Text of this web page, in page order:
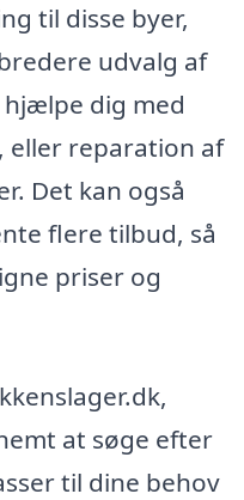
til disse byer,
udvalg af
dig med
eller reparation af
Det kan også
flere tilbud, så
priser og
at søge efter
til dine behov